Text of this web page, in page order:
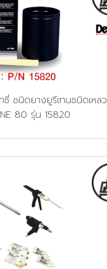
ชนิดยางยูรีเทนชนิดเหลว
80 รุ่น 15820